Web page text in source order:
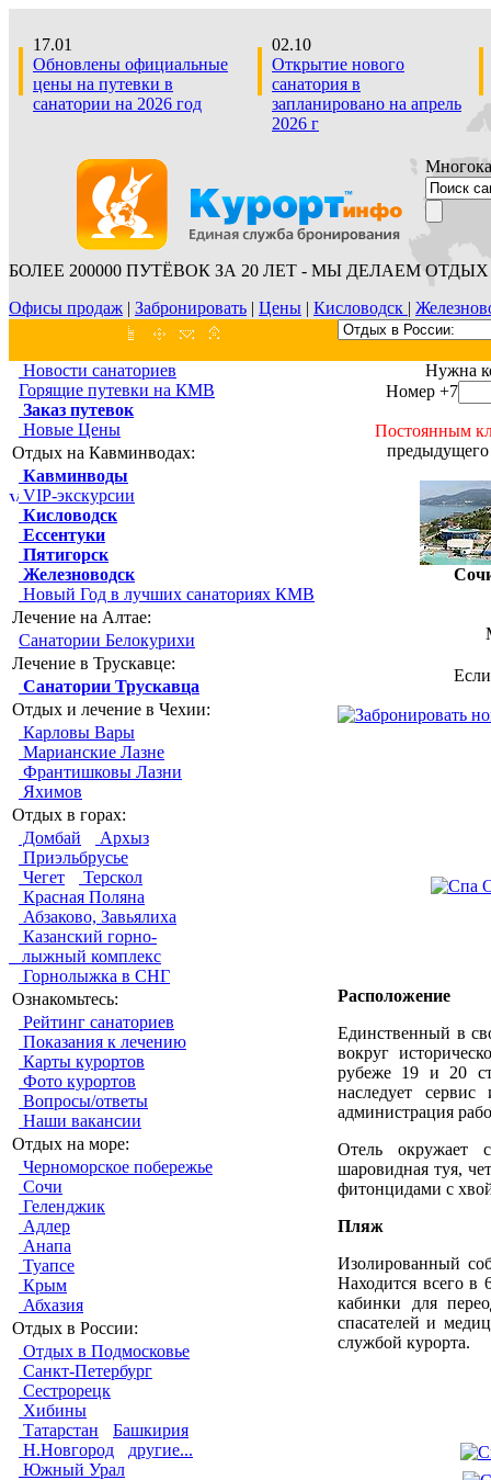
17.01
Обновлены официальные
цены на путевки в
санатории на 2026 год
02.10
Открытие нового
санатория в
запланировано на апрель
2026 г
БОЛЕЕ 200000 ПУТЁВОК ЗА 20 ЛЕТ - МЫ ДЕЛАЕМ ОТДЫХ
Офисы продаж | Забронировать | Цены | Кисловодск |
Новости санаториев
Горящие путевки на КМВ
Заказ путевок
Новые Цены
Отдых на Кавминводах:
Кавминводы
VIP-экскурсии
Кисловодск
Ессентуки
Пятигорск
Железноводск
Новый Год в лучших санаториях КМВ
Лечение на Алтае:
Санатории Белокурихи
Лечение в Трускавце:
Санатории Трускавца
Отдых и лечение в Чехии:
Карловы Вары
Марианские Лазне
Франтишковы Лазни
Яхимов
Отдых в горах:
Домбай
Архыз
Приэльбрусье
Чегет
Терскол
Красная Поляна
Абзаково, Завьялиха
Казанский горно-
лыжный комплекс
Горнолыжка в СНГ
Ознакомьтесь:
Рейтинг санаториев
Показания к лечению
Карты курортов
Фото курортов
Вопросы/ответы
Наши вакансии
Отдых на море:
Черноморское побережье
Сочи
Геленджик
Адлер
Анапа
Туапсе
Крым
Абхазия
Отдых в России:
Отдых в Подмосковье
Санкт-Петербург
Сестрорецк
Хибины
Татарстан
Башкирия
Н.Новгород
другие...
Южный Урал
Нужна
Номер +7
Постоянным
предыдущего
Расположение
Единственный в
вокруг
рубеже 19 и 20
наследует
администрация
Отель окружает
шаровидная туя,
фитонцидами с
Пляж
Изолированный
Находится всего в
кабинки для
спасателей и
службой курорта.